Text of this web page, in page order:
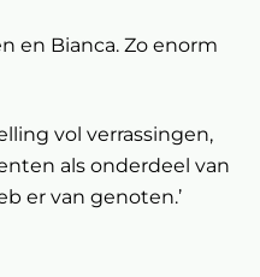
en Bianca. Zo enorm
vol verrassingen,
als onderdeel van
er van genoten.’